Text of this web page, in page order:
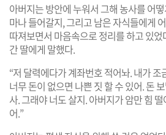
아버지는 방안에 누워서 그해 농사를 어
마나 들어갈지, 그리고 남은 자식들에게
따져보면서 마음속으로 정리를 하고 있
간 딸에게 말했다.
“저 달력에다가 계좌번호 적어놔. 내가
너무 돈이 없으면 나쁜 짓 할 수 있어. 돈
사. 그래야 너도 살지. 아버지가 암만 힘
어.”